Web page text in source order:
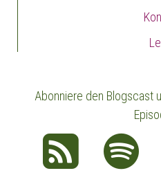
Abonniere den Blogscast